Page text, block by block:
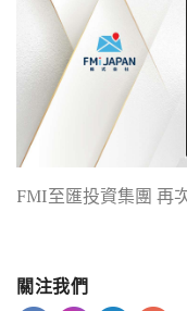
FMI至匯投資集團 再
關注我們